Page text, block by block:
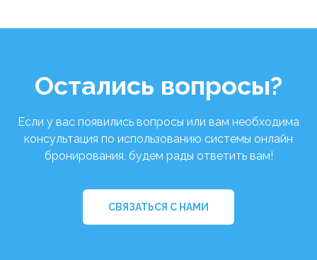
Остались вопросы?
Если у вас появились вопросы или вам необходима
консультация по использованию системы онлайн
бронирования, будем рады ответить вам!
СВЯЗАТЬСЯ С НАМИ